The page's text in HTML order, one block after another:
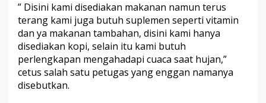
” Disini kami disediakan makanan namun terus
terang kami juga butuh suplemen seperti vitamin
dan ya makanan tambahan, disini kami hanya
disediakan kopi, selain itu kami butuh
perlengkapan mengahadapi cuaca saat hujan,”
cetus salah satu petugas yang enggan namanya
disebutkan.